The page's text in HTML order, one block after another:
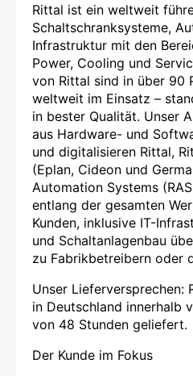
Rittal ist ein weltweit
Schaltschranksysteme,
Infrastruktur mit den
Power, Cooling und
von Rittal sind in über 90
weltweit im Einsatz –
in bester Qualität. Unser
aus Hardware- und
und digitalisieren Rittal,
(Eplan, Cideon und
Automation Systems
entlang der gesamten
Kunden, inklusive IT-
und Schaltanlagenbau
zu Fabrikbetreibern oder
Unser Lieferversprechen:
in Deutschland innerhalb
von 48 Stunden geliefert.
Der Kunde im Fokus